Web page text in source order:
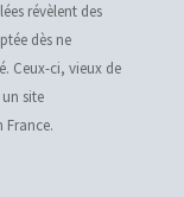
révèlent des
dès ne
Ceux-ci, vieux de
site